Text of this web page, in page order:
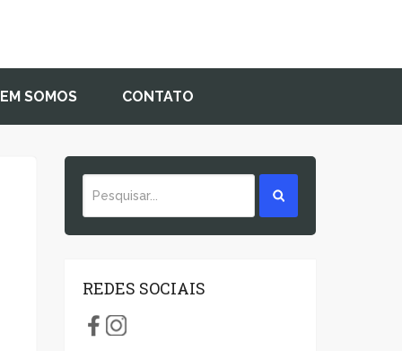
SOMOS CONTATO
REDES SOCIAIS